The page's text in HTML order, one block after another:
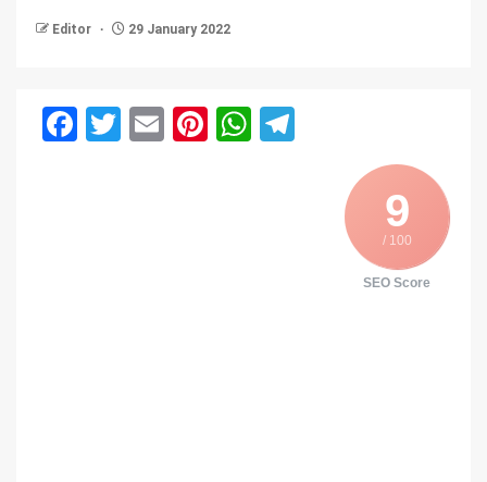
Editor 29 January 2022
Facebook
Twitter
EmailPinterest
WhatsApp
9
/ 100
SEO Score